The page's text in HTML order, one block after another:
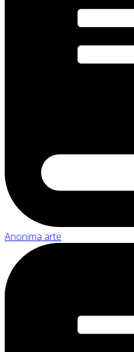
Anonima arte